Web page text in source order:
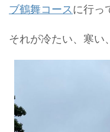
ブ鶴舞コースに行っ
それが冷たい、寒い